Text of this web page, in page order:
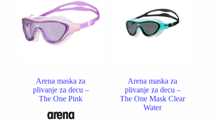
Arena maska za
plivanje za decu –
The One Pink
Arena maska za
plivanje za decu –
The One Mask Clear
Water